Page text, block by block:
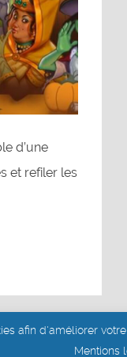
d’une
et refiler les
Site
afin d'améliorer
Mentions